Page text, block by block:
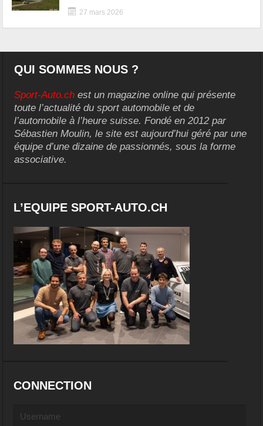
27 mars 2026
QUI SOMMES NOUS ?
Sport-Auto.ch est un magazine online qui présente
toute l’actualité du sport automobile et de
l’automobile à l’heure suisse. Fondé en 2012 par
Sébastien Moulin, le site est aujourd’hui géré par une
équipe d’une dizaine de passionnés, sous la forme
associative.
L’EQUIPE SPORT-AUTO.CH
CONNECTION